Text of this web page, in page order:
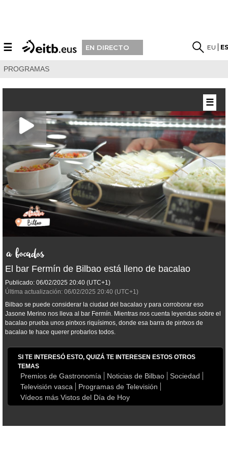
☰ EN DIRECTO EU
PROGRAMAS
El bar Fermín de Bilbao está lleno de bacalao
Publicado: 06/02/2025 20:40 (UTC+1)
Última actualización: 06/02/2025 20:40 (UTC+1)
Bilbao se puede considerar la ciudad del bacalao y para corroborar eso
Jasone Merino nos lleva al bar Fermín. Mientras nos cuenta leyendas sobre el
bacalao prueba unos pintxos riquísimos, donde esa barra de pintxos de
bacalao te hace querer probarlos todos.
SI TE INTERESÓ ESTO, QUIZÁ TE INTERESEN ESTOS OTROS
TEMAS
Premios de Gastronomía Noticias de Bilbao
Sociedad
Televisión vasca
Programas de Televisión
Vídeos más Vistos del Día de Hoy
☰